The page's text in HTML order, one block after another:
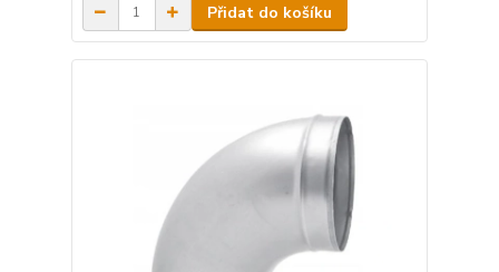
Přidat do košíku